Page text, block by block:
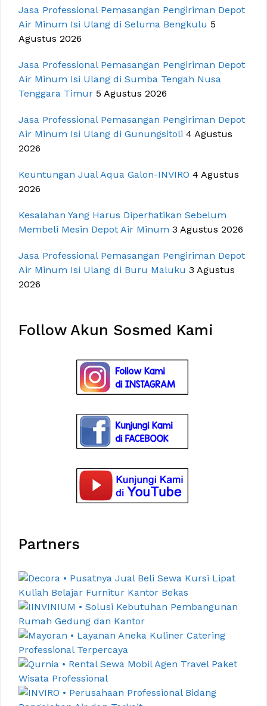
Jasa Professional Pemasangan Pengiriman Depot
Air Minum Isi Ulang di Seluma Bengkulu 5
Agustus 2026
Jasa Professional Pemasangan Pengiriman Depot
Air Minum Isi Ulang di Sumba Tengah Nusa
Tenggara Timur 5 Agustus 2026
Jasa Professional Pemasangan Pengiriman Depot
Air Minum Isi Ulang di Gunungsitoli 4 Agustus
2026
Keuntungan Jual Aqua Galon-INVIRO 4 Agustus
2026
Kesalahan Yang Harus Diperhatikan Sebelum
Membeli Mesin Depot Air Minum 3 Agustus 2026
Jasa Professional Pemasangan Pengiriman Depot
Air Minum Isi Ulang di Buru Maluku 3 Agustus
2026
Follow Akun Sosmed Kami
Partners